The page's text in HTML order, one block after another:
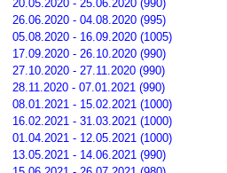
20.05.2020 - 25.06.2020 (990)
26.06.2020 - 04.08.2020 (995)
05.08.2020 - 16.09.2020 (1005)
17.09.2020 - 26.10.2020 (990)
27.10.2020 - 27.11.2020 (990)
28.11.2020 - 07.01.2021 (990)
08.01.2021 - 15.02.2021 (1000)
16.02.2021 - 31.03.2021 (1000)
01.04.2021 - 12.05.2021 (1000)
13.05.2021 - 14.06.2021 (990)